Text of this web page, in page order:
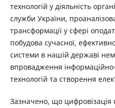
технологій у діяльність
служби України,
трансформації у сфері
побудова сучасної,
системи в нашій державі
впровадження
технологій та створення
Зазначено, що цифровізація